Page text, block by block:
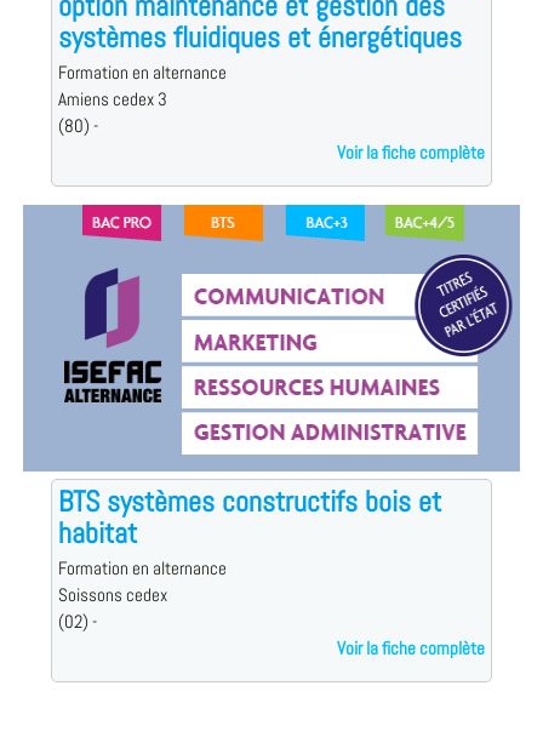
systèmes fluidiques et énergétiques
Formation en alternance
Amiens cedex 3
(80) -
Voir la fiche complète
BTS systèmes constructifs bois et
habitat
Formation en alternance
Soissons cedex
(02) -
Voir la fiche complète